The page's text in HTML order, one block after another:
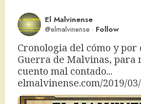
El Malvinense
@elmalvinense · Follow
Cronologia del cómo y por
Guerra de Malvinas, para
elmalvinense.com/2019/